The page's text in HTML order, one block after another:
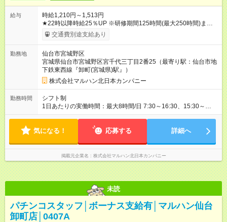
給与
時給1,210円～1,513円
★22時以降時給25％UP ※研修期間125時間(最大250時間)まで
は、時給1110円 【試用期間】試用期間なし
交通費別途支給あり
勤務地
仙台市宮城野区
宮城県仙台市宮城野区宮千代三丁目2番25（最寄り駅：仙台市地
下鉄東西線『卸町(宮城県)駅』）
株式会社マルハン北日本カンパニー
勤務時間
シフト制
1日あたりの実働時間：最大8時間/日 7:30～16:30、15:30～
24:00 実働1日4時間 ・最低勤務日数：週3日 ★フリーター・学
気になる！ 応募する 詳細へ
掲載元企業名 株式会社マルハン北日本カンパニー
未読
パチンコスタッフ│ボーナス支給有│マルハン仙台
卸町店│0407A